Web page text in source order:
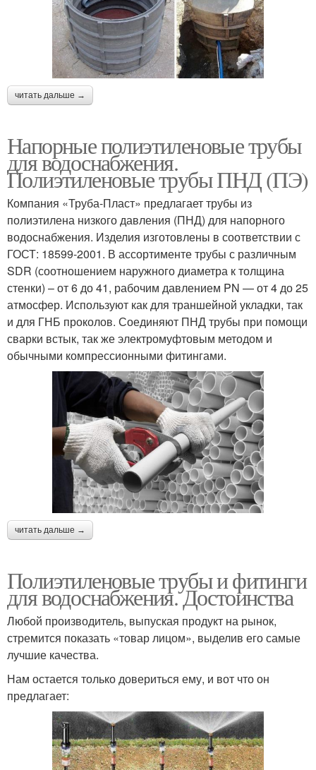
читать дальше →
Напорные полиэтиленовые трубы
для водоснабжения.
Полиэтиленовые трубы ПНД (ПЭ)
Компания «Труба-Пласт» предлагает трубы из
полиэтилена низкого давления (ПНД) для напорного
водоснабжения. Изделия изготовлены в соответствии с
ГОСТ: 18599-2001. В ассортименте трубы с различным
SDR (соотношением наружного диаметра к толщина
стенки) – от 6 до 41, рабочим давлением PN — от 4 до 25
атмосфер. Используют как для траншейной укладки, так
и для ГНБ проколов. Соединяют ПНД трубы при помощи
сварки встык, так же электромуфтовым методом и
обычными компрессионными фитингами.
читать дальше →
Полиэтиленовые трубы и фитинги
для водоснабжения. Достоинства
Любой производитель, выпуская продукт на рынок,
стремится показать «товар лицом», выделив его самые
лучшие качества.
Нам остается только довериться ему, и вот что он
предлагает: